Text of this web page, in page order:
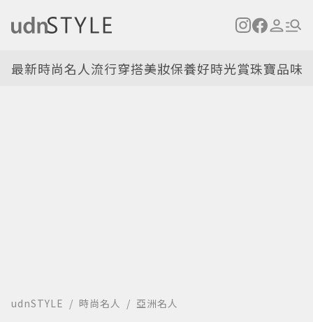
最新時尚名人流行穿搭美妝保養好時光賞珠寶品味
udnSTYLE 時尚名人 亞洲名人